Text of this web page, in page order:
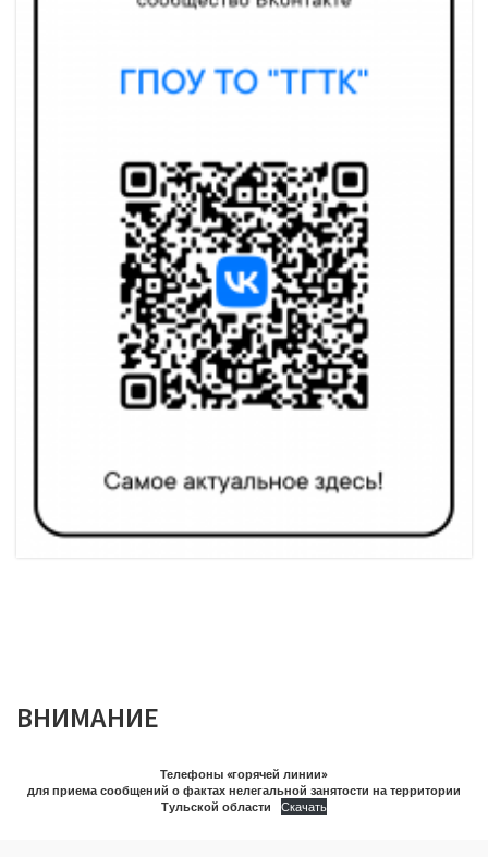
ВНИМАНИЕ
Телефоны «горячей линии»
для приема сообщений о фактах нелегальной занятости на территории
Тульской области
Скачать